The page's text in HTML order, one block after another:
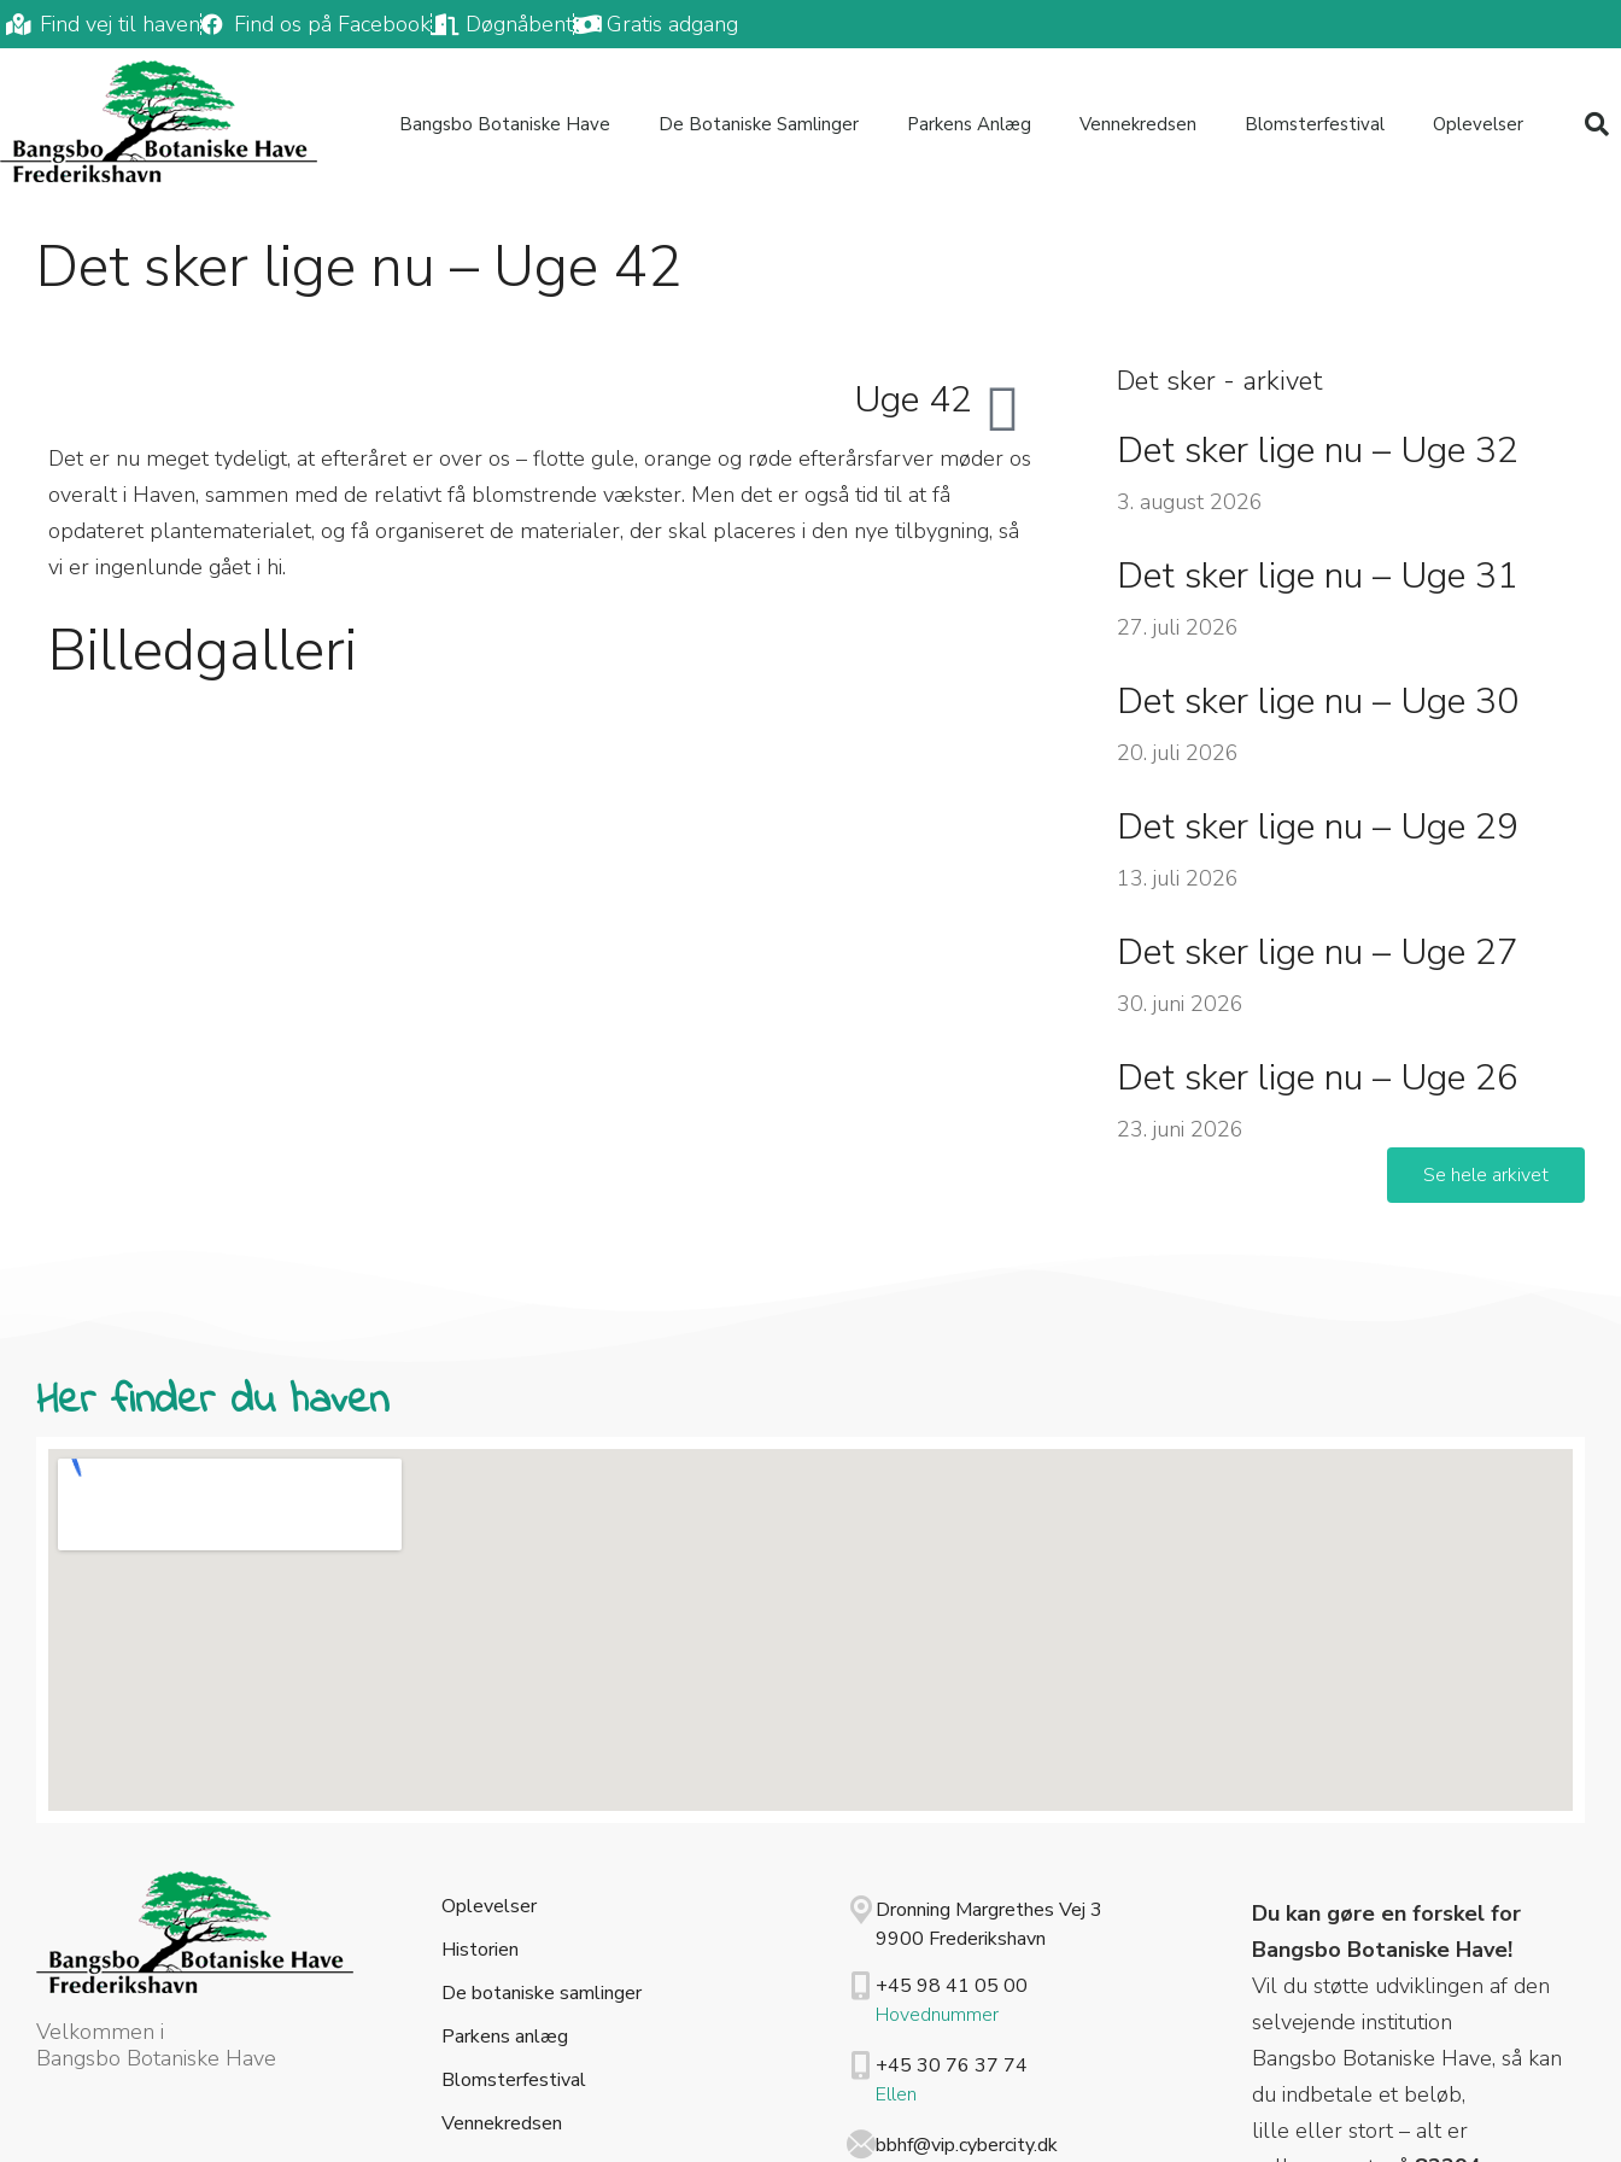
Find vej til haven Find os på Facebook Døgnåbent Gratis adgang
Bangsbo Botaniske Have De Botaniske Samlinger Parkens Anlæg Vennekredsen Blomsterfestival Oplevelser
Det sker lige nu – Uge 42
Uge 42
Det er nu meget tydeligt, at efteråret er over os – flotte gule, orange og røde efterårsfarver møder os
overalt i Haven, sammen med de relativt få blomstrende vækster. Men det er også tid til at få
opdateret plantematerialet, og få organiseret de materialer, der skal placeres i den nye tilbygning, så
vi er ingenlunde gået i hi.
Billedgalleri
Det sker - arkivet
Det sker lige nu – Uge 32
3. august 2026
Det sker lige nu – Uge 31
27. juli 2026
Det sker lige nu – Uge 30
20. juli 2026
Det sker lige nu – Uge 29
13. juli 2026
Det sker lige nu – Uge 27
30. juni 2026
Det sker lige nu – Uge 26
23. juni 2026
Se hele arkivet
Her finder du haven
Velkommen i
Bangsbo Botaniske Have
Oplevelser
Historien
De botaniske samlinger
Parkens anlæg
Blomsterfestival
Vennekredsen
Dronning Margrethes Vej 3
9900 Frederikshavn
+45 98 41 05 00
Hovednummer
+45 30 76 37 74
Ellen
bbhf@vip.cybercity.dk
Du kan gøre en forskel for
Bangsbo Botaniske Have!
Vil du støtte udviklingen af den
selvejende institution
Bangsbo Botaniske Have, så kan
du indbetale et beløb,
lille eller stort – alt er